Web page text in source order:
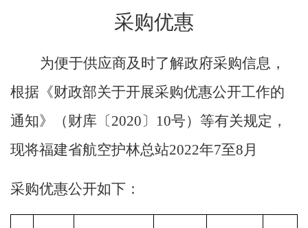
采购优惠
为便于供应商及时了解政府采购信息，
根据《财政部关于开展采购优惠公开工作的
通知》
（财库〔2020〕 10号） 等有关规定，
现将福建省航空护林总站2022年7至8 月
采购优惠公开如下：